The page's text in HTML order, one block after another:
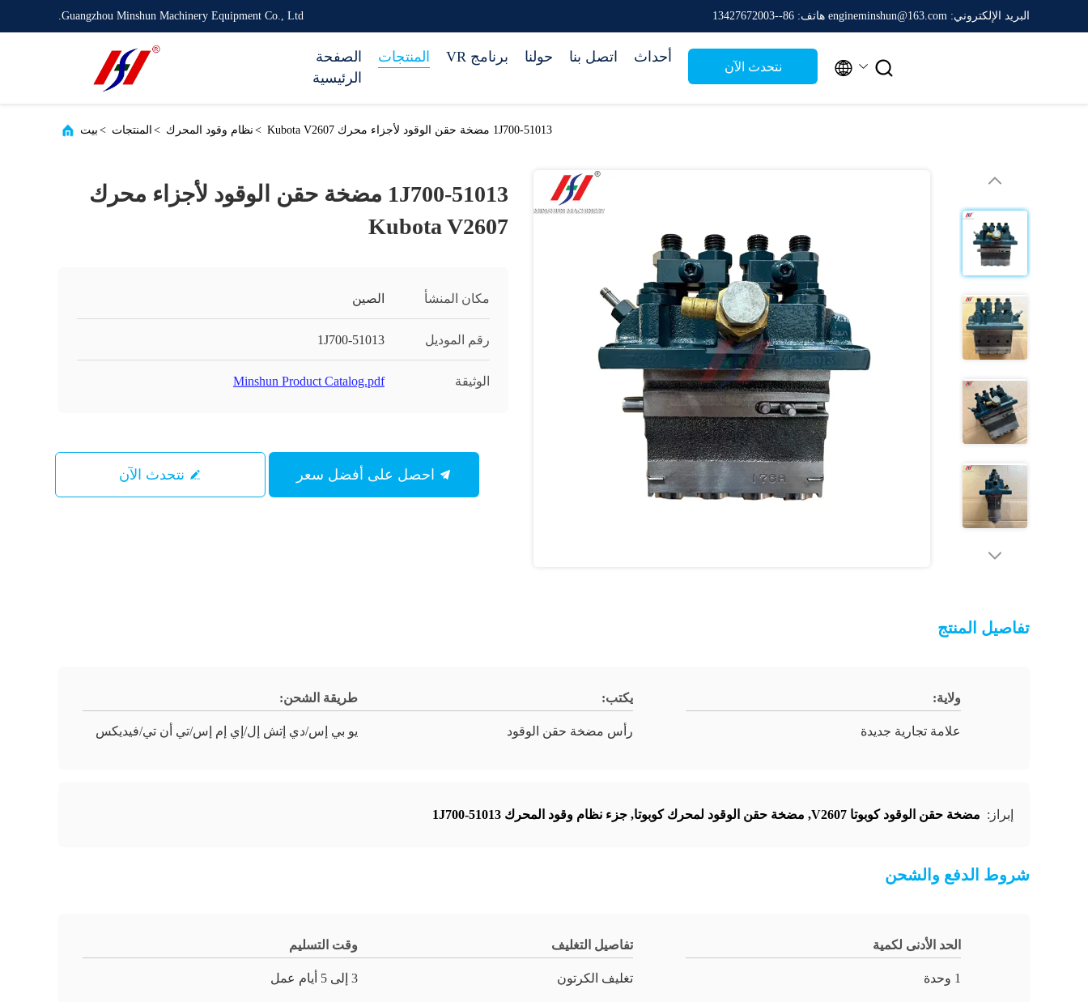
Guangzhou Minshun Machinery Equipment Co., Ltd. البريد الإلكتروني: engineminshun@163.com هاتف: 86--13427672003
الصفحة
الرئيسية
المنتجات برنامج VR حولنا اتصل بنا أحداث
نتحدث الآن  
بيت > المنتجات > نظام وقود المحرك > 1J700-51013 مضخة حقن الوقود لأجزاء محرك Kubota V2607
1J700-51013 مضخة حقن الوقود لأجزاء محرك
Kubota V2607
مكان المنشأ الصين
رقم الموديل 1J700-51013
الوثيقة Minshun Product Catalog.pdf
تفاصيل المنتج
ولاية:
علامة تجارية جديدة
يكتب:
رأس مضخة حقن الوقود
طريقة الشحن:
يو بي إس/دي إتش إل/إي إم إس/تي أن تي/فيديكس
إبراز: مضخة حقن الوقود كوبوتا V2607 , مضخة حقن الوقود لمحرك كوبوتا, جزء نظام وقود المحرك 1J700-51013
شروط الدفع والشحن
الحد الأدنى لكمية
1 وحدة
تفاصيل التغليف
تغليف الكرتون
وقت التسليم
3 إلى 5 أيام عمل